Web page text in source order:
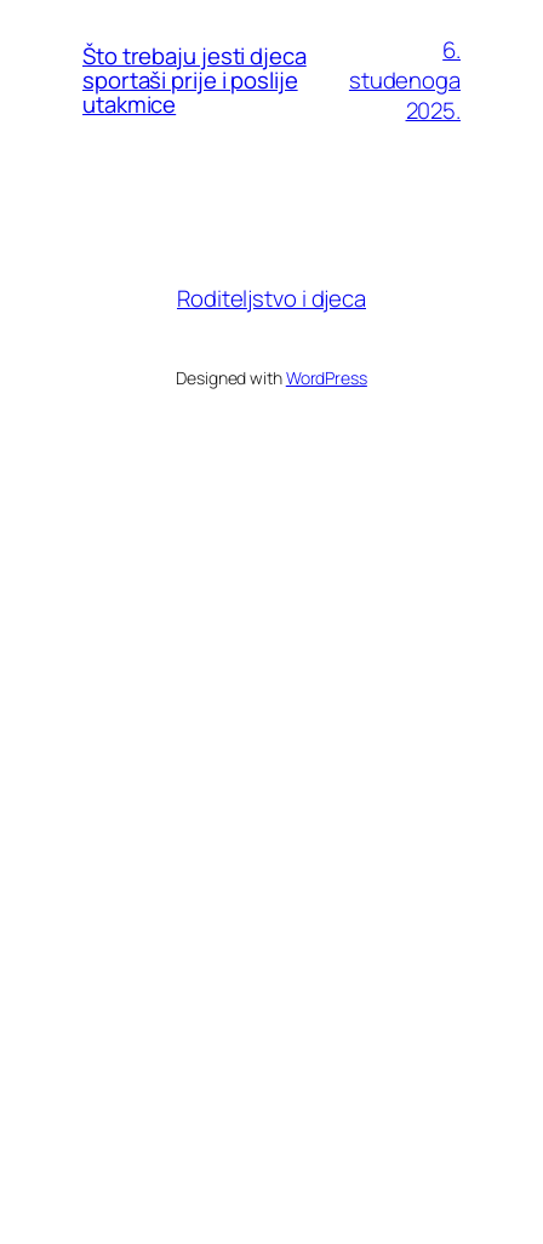
Što trebaju jesti djeca
sportaši prije i poslije
utakmice
6.
studenoga
2025.
Roditeljstvo i djeca
Designed withWordPress